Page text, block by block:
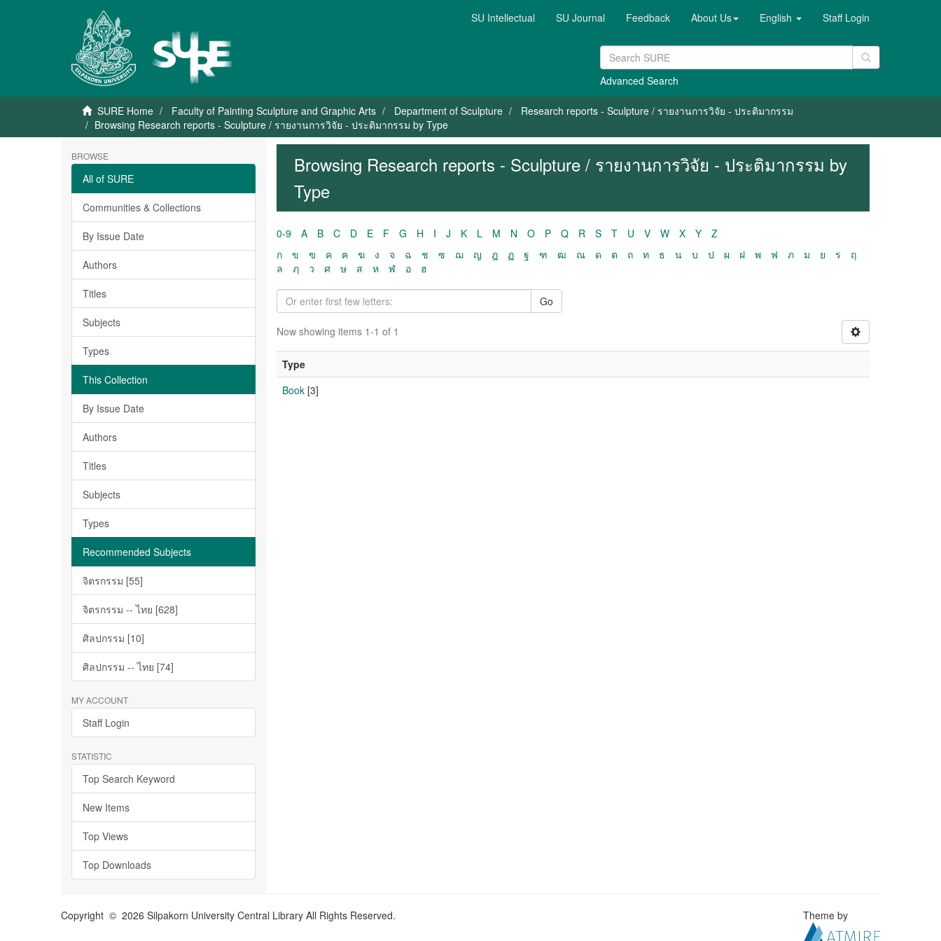
SU Intellectual SU Journal Feedback About Us English Staff Login
Advanced Search
SURE Home Faculty of Painting Sculpture and Graphic Arts Department of Sculpture
Research reports - Sculpture / รายงานการวิจัย - ประติมากรรม
Browsing Research reports - Sculpture / รายงานการวิจัย - ประติมากรรม by Type
BROWSE
All of SURE
Communities & Collections
By Issue Date
Authors
Titles
Subjects
Types
This Collection
By Issue Date
Authors
Titles
Subjects
Types
Recommended Subjects
จิตรกรรม [55]
จิตรกรรม -- ไทย [628]
ศิลปกรรม [10]
ศิลปกรรม -- ไทย [74]
MY ACCOUNT
Staff Login
STATISTIC
Top Search Keyword
New Items
Top Views
Top Downloads
Browsing Research reports - Sculpture / รายงานการวิจัย - ประติมากรรม by
Type
0-9 A B C D E F G H I J K L M N O P Q R S T U V W X Y
Z
ก
ข ฃ ค ฅ ฆ ง จ ฉ ช ซ ฌ ญ ฎ ฏ ฐ ฑ ฒ ณ ด ต ถ ท ธ น บ ป ผ ฝ พ ฟ ภ ม ย ร
ฤ
ล
ฦ ว ศ ษ ส ห ฬ อ ฮ
Go
Now showing items 1-1 of 1
Type
Book[3]
Copyright © 2026 Silpakorn University Central Library All Rights Reserved. Theme by